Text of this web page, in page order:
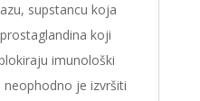
supstancu koja
koji
imunološki
je izvršiti